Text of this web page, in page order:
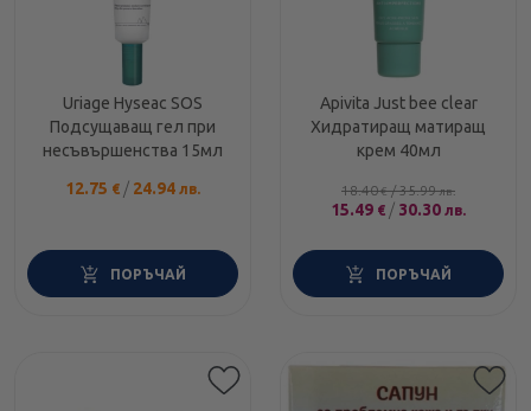
Uriage Hyseac SOS
Подсущаващ гел при
несъвършенства 15мл
12.75 € / 24.94 лв.
ПОРЪЧАЙ
Apivita Just bee clear
Хидратиращ матиращ
крем 40мл
18.40€ / 35.99лв.
15.49 € / 30.30 лв.
ПОРЪЧАЙ